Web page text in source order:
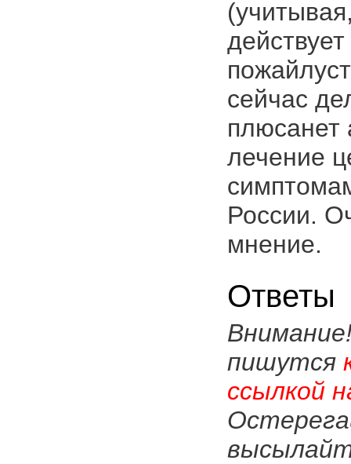
сейчас
плюсанет
лечение
России.
мнение.
Ответы
пишутся
ссылкой